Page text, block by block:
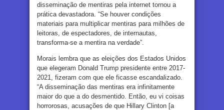
disseminação de mentiras pela internet tornou a
prática devastadora. “Se houver condições
materiais para multiplicar mentiras para milhões de
leitoras, de espectadores, de internautas,
transforma-se a mentira na verdade”.
Morais lembra que as eleições dos Estados Unidos
que elegeram Donald Trump presidente entre 2017-
2021, fizeram com que ele ficasse escandalizado.
“A disseminação das mentiras era infinitamente
maior do que a do desmentido. Então, eu vi coisas
horrorosas, acusações de que Hillary Clinton [a